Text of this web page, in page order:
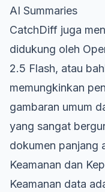
AI Summaries
CatchDiff juga
didukung oleh
2.5 Flash, atau
memungkinkan
gambaran umum
yang sangat
dokumen panjang
Keamanan dan
Keamanan data